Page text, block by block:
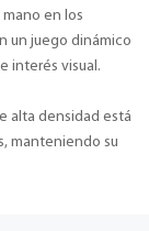
mano en los
un juego dinámico
interés visual.
alta densidad está
manteniendo su